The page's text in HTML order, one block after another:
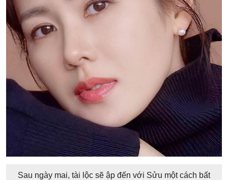
Sau ngày mai, tài lộc sẽ ập đến với Sửu một cách bất